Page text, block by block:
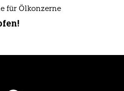
für Ölkonzerne